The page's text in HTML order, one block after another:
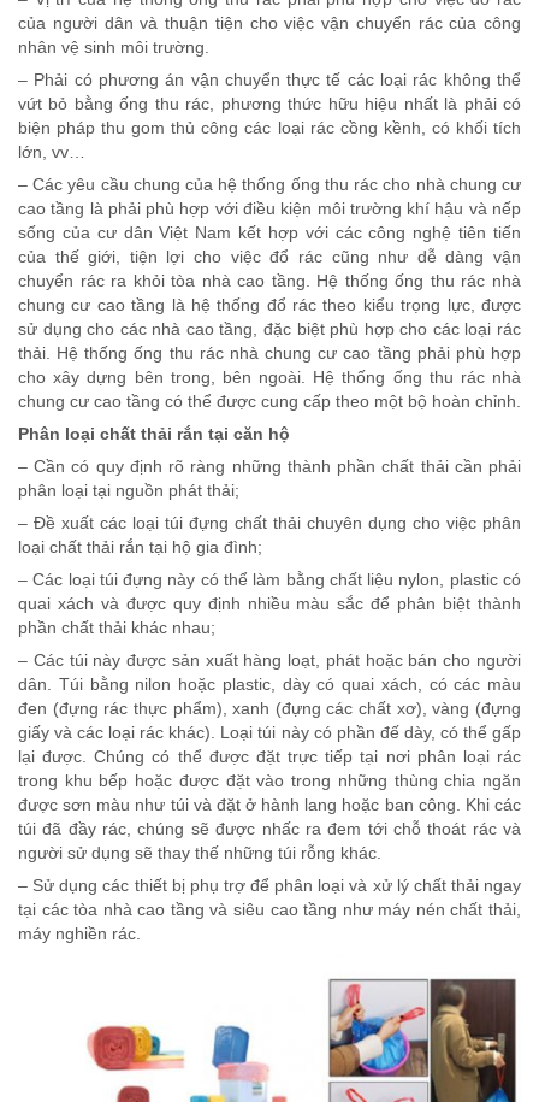
của người dân và thuận tiện cho việc vận chuyển rác của công
nhân vệ sinh môi trường.
– Phải có phương án vận chuyển thực tế các loại rác không thể
vứt bỏ bằng ống thu rác, phương thức hữu hiệu nhất là phải có
biện pháp thu gom thủ công các loại rác cồng kềnh, có khối tích
lớn, vv…
– Các yêu cầu chung của hệ thống ống thu rác cho nhà chung cư
cao tầng là phải phù hợp với điều kiện môi trường khí hậu và nếp
sống của cư dân Việt Nam kết hợp với các công nghệ tiên tiến
của thế giới, tiện lợi cho việc đổ rác cũng như dễ dàng vận
chuyển rác ra khỏi tòa nhà cao tầng. Hệ thống ống thu rác nhà
chung cư cao tầng là hệ thống đổ rác theo kiểu trọng lực, được
sử dụng cho các nhà cao tầng, đặc biệt phù hợp cho các loại rác
thải. Hệ thống ống thu rác nhà chung cư cao tầng phải phù hợp
cho xây dựng bên trong, bên ngoài. Hệ thống ống thu rác nhà
chung cư cao tầng có thể được cung cấp theo một bộ hoàn chỉnh.
Phân loại chất thải rắn tại căn hộ
– Cần có quy định rõ ràng những thành phần chất thải cần phải
phân loại tại nguồn phát thải;
– Đề xuất các loại túi đựng chất thải chuyên dụng cho việc phân
loại chất thải rắn tại hộ gia đình;
– Các loại túi đựng này có thể làm bằng chất liệu nylon, plastic có
quai xách và được quy định nhiều màu sắc để phân biệt thành
phần chất thải khác nhau;
– Các túi này được sản xuất hàng loạt, phát hoặc bán cho người
dân. Túi bằng nilon hoặc plastic, dày có quai xách, có các màu
đen (đựng rác thực phẩm), xanh (đựng các chất xơ), vàng (đựng
giấy và các loại rác khác). Loại túi này có phần đế dày, có thể gấp
lại được. Chúng có thể được đặt trực tiếp tại nơi phân loại rác
trong khu bếp hoặc được đặt vào trong những thùng chia ngăn
được sơn màu như túi và đặt ở hành lang hoặc ban công. Khi các
túi đã đầy rác, chúng sẽ được nhấc ra đem tới chỗ thoát rác và
người sử dụng sẽ thay thế những túi rỗng khác.
– Sử dụng các thiết bị phụ trợ để phân loại và xử lý chất thải ngay
tại các tòa nhà cao tầng và siêu cao tầng như máy nén chất thải,
máy nghiền rác.